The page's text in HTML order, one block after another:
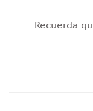
Recuerda